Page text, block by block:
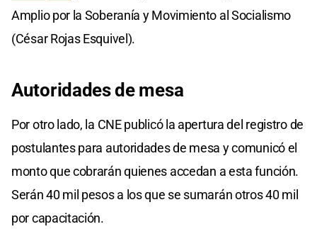
Amplio por la Soberanía y Movimiento al Socialismo
(César Rojas Esquivel).
Autoridades de mesa
Por otro lado, la CNE publicó la apertura del registro de
postulantes para autoridades de mesa y comunicó el
monto que cobrarán quienes accedan a esta función.
Serán 40 mil pesos a los que se sumarán otros 40 mil
por capacitación.